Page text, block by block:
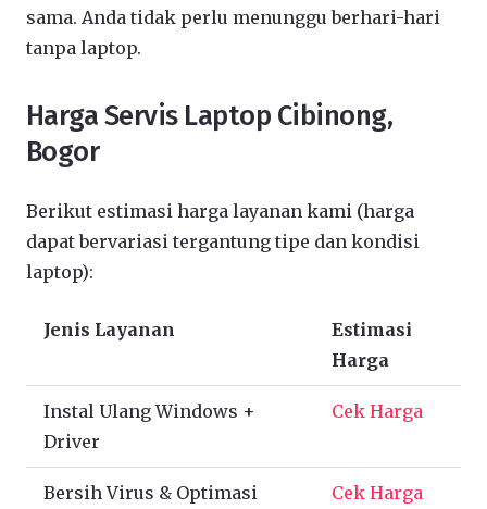
sama. Anda tidak perlu menunggu berhari-hari
tanpa laptop.
Harga Servis Laptop Cibinong,
Bogor
Berikut estimasi harga layanan kami (harga
dapat bervariasi tergantung tipe dan kondisi
laptop):
Jenis Layanan
Estimasi
Harga
Instal Ulang Windows +
Driver
Cek Harga
Bersih Virus & Optimasi Cek Harga